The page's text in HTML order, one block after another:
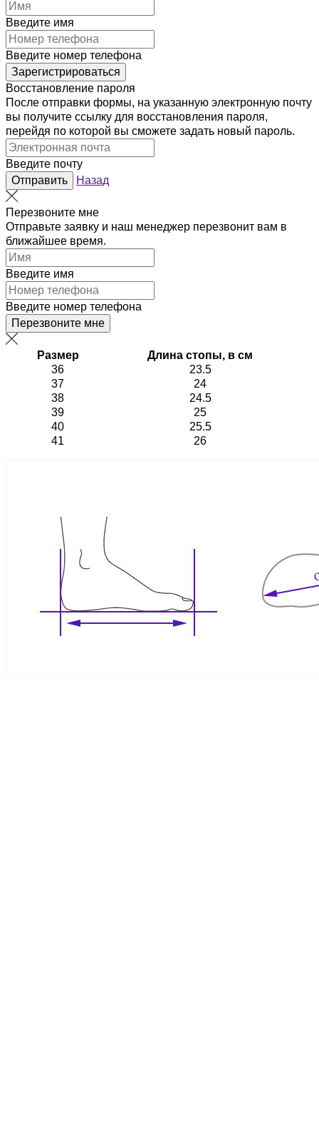
Введите имя
Введите номер телефона
Зарегистрироваться
Восстановление пароля
После отправки формы, на указанную электронную почту
вы получите ссылку для восстановления пароля,
перейдя по которой вы сможете задать новый пароль.
Введите почту
Отправить
Назад
Перезвоните мне
Отправьте заявку и наш менеджер перезвонит вам в
ближайшее время.
Введите имя
Введите номер телефона
Перезвоните мне
Размер
Длина стопы, в см
36
23.5
37
24
38
24.5
39
25
40
25.5
41
26